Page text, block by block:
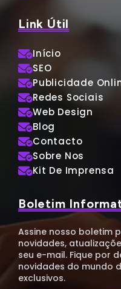
Link Útil
Início
SEO
Publicidade
Redes Sociais
Web Design
Blog
Contacto
Sobre Nos
Kit De Imprensa
Boletim
Assine nosso boletim
novidades,
seu e-mail. Fique por
novidades do mundo
exclusivos.